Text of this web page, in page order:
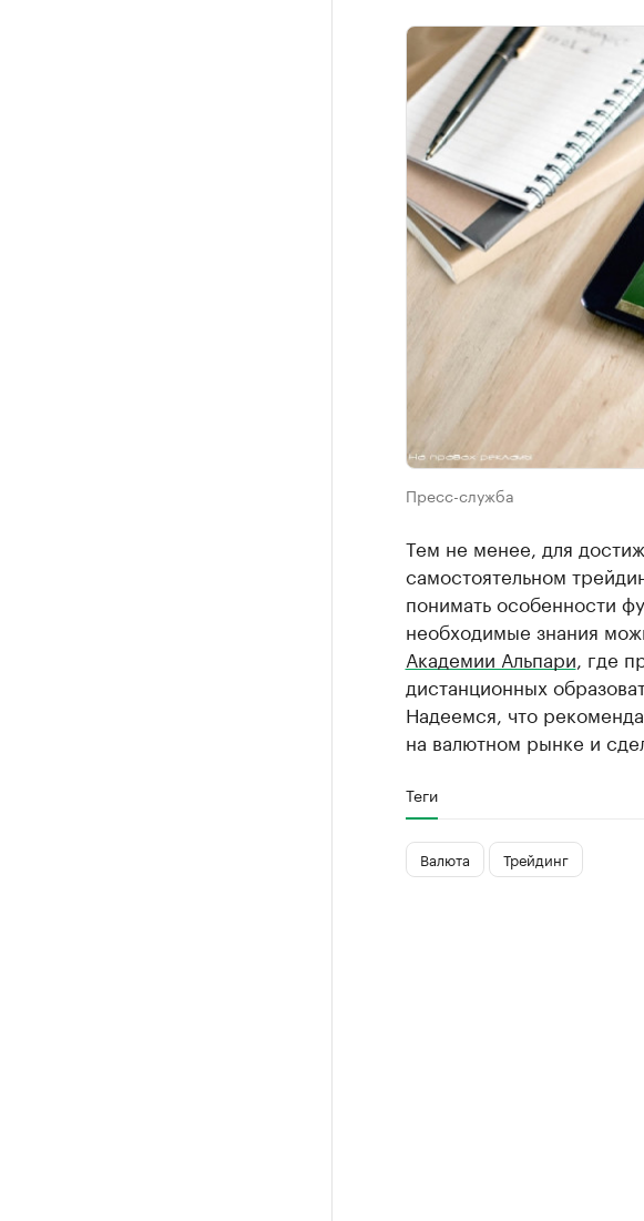
Пресс-служба
Тем не менее, для
самостоятельном
понимать особенности
необходимые знания
Академии Альпари , где
дистанционных
Надеемся, что
на валютном рынке и
Теги
Валюта Трейдинг